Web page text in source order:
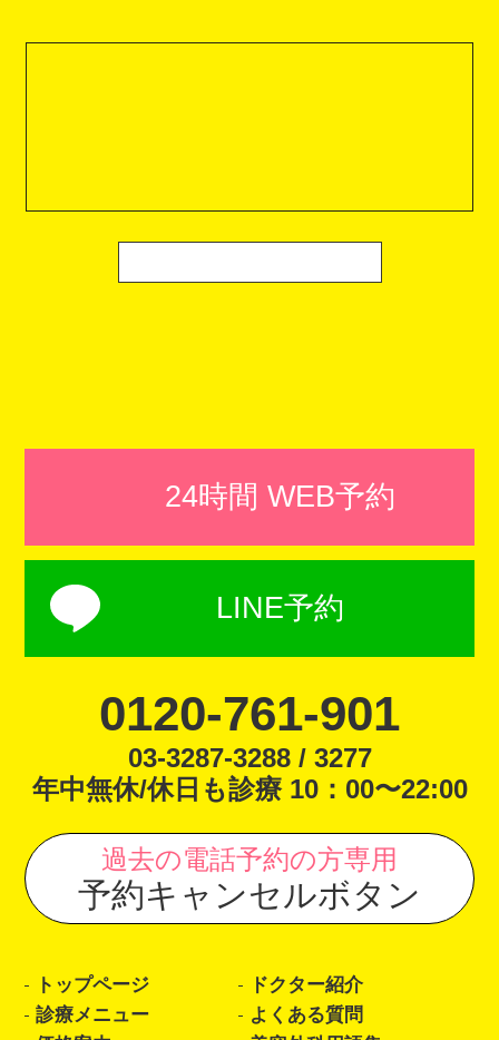
24時間 WEB予約
LINE予約
0120-761-901
03-3287-3288 / 3277
年中無休/休日も診療 10：00〜22:00
過去の電話予約の方専用
予約キャンセルボタン
トップページ
ドクター紹介
診療メニュー
よくある質問